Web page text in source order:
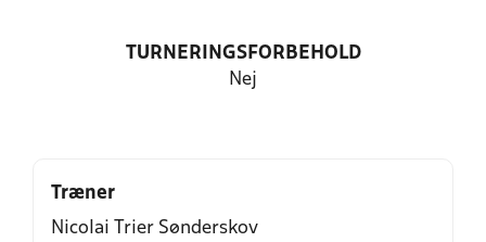
TURNERINGSFORBEHOLD
Nej
Træner
Nicolai Trier Sønderskov